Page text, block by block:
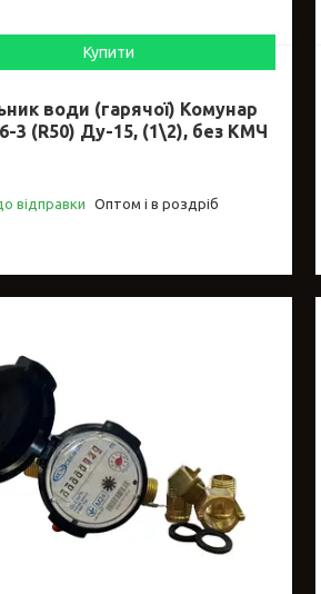
Купити
води (гарячої) Комунар
3 (R50) Ду-15, (1\2), без КМЧ
відправки Оптом і в роздріб